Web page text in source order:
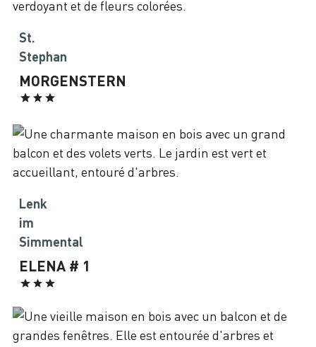
St.
Stephan
MORGENSTERN
Lenk
im
Simmental
ELENA # 1